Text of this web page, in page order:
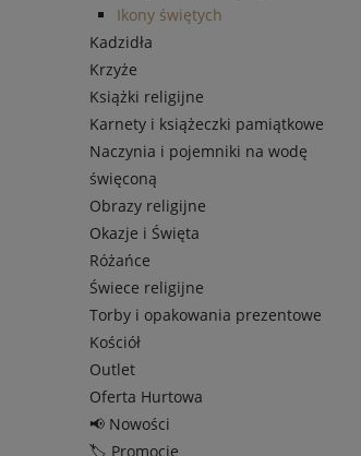
Ikony świętych
Kadzidła
Krzyże
Książki religijne
Karnety i książeczki pamiątkowe
Naczynia i pojemniki na wodę
święconą
Obrazy religijne
Okazje i Święta
Różańce
Świece religijne
Torby i opakowania prezentowe
Kościół
Outlet
Oferta Hurtowa
📢 Nowości
🏷️ Promocje